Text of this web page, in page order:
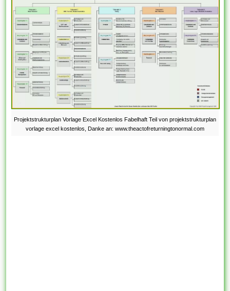
Projektstrukturplan Vorlage Excel Kostenlos Fabelhaft Teil von projektstrukturplan
vorlage excel kostenlos, Danke an: www.theactofreturningtonormal.com